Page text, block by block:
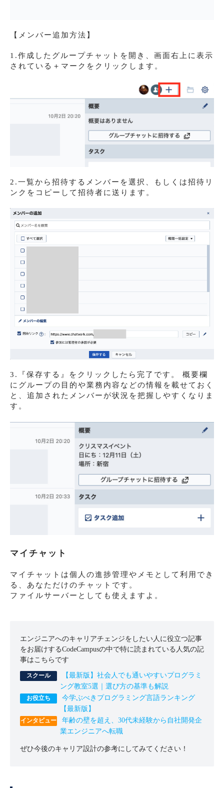
【メンバー追加方法】
1.作成したグループチャットを開き、画面右上に表示
されている＋マークをクリックします。
2.一覧から招待するメンバーを選択、もしくは招待リ
ンクをコピーして招待者に送ります。
3.『保存する』をクリックしたら完了です。 概要欄
にグループの目的や業務内容などの情報を載せておく
と、追加されたメンバーが状況を把握しやすくなりま
す。
マイチャット
マイチャットは個人の進捗管理やメモとして利用でき
る、あなただけのチャットです。
ファイルサーバーとしても使えますよ。
エンジニアへのキャリアチェンジをしたい人に役立つ記事
をお届けするCodeCampusの中で特に読まれている人気の記
事はこちらです
【最新版】社会人でも通いやすいプログラミ
ング教室5選｜選び方の基準も解説
今学ぶべきプログラミング言語ランキング
【最新版】
年齢の壁を超え、30代未経験から自社開発企
業エンジニアへ転職
ぜひ今後のキャリア設計の参考にしてみてください！